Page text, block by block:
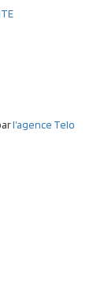
l’agence Telo